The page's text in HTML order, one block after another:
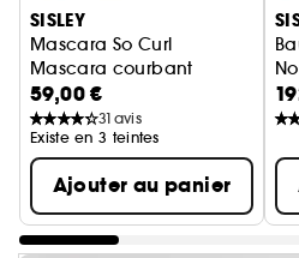
SISLEY
Mascara So Curl
Mascara courbant
59,00 €
31 avis
Existe en 3 teintes
Ajouter au panier